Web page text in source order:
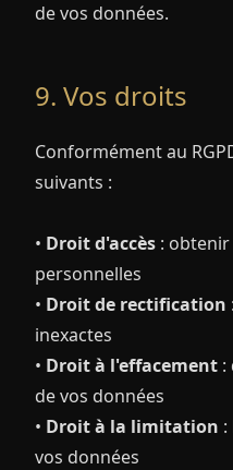
de vos données.
9. Vos droits
Conformément au
suivants :
• Droit d'accès : obtenir
personnelles
• Droit de rectification
inexactes
• Droit à l'effacement :
de vos données
• Droit à la limitation
vos données